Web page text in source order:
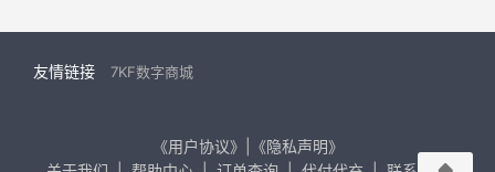
友情链接 7KF数字商城
《用户协议》|《隐私声明》